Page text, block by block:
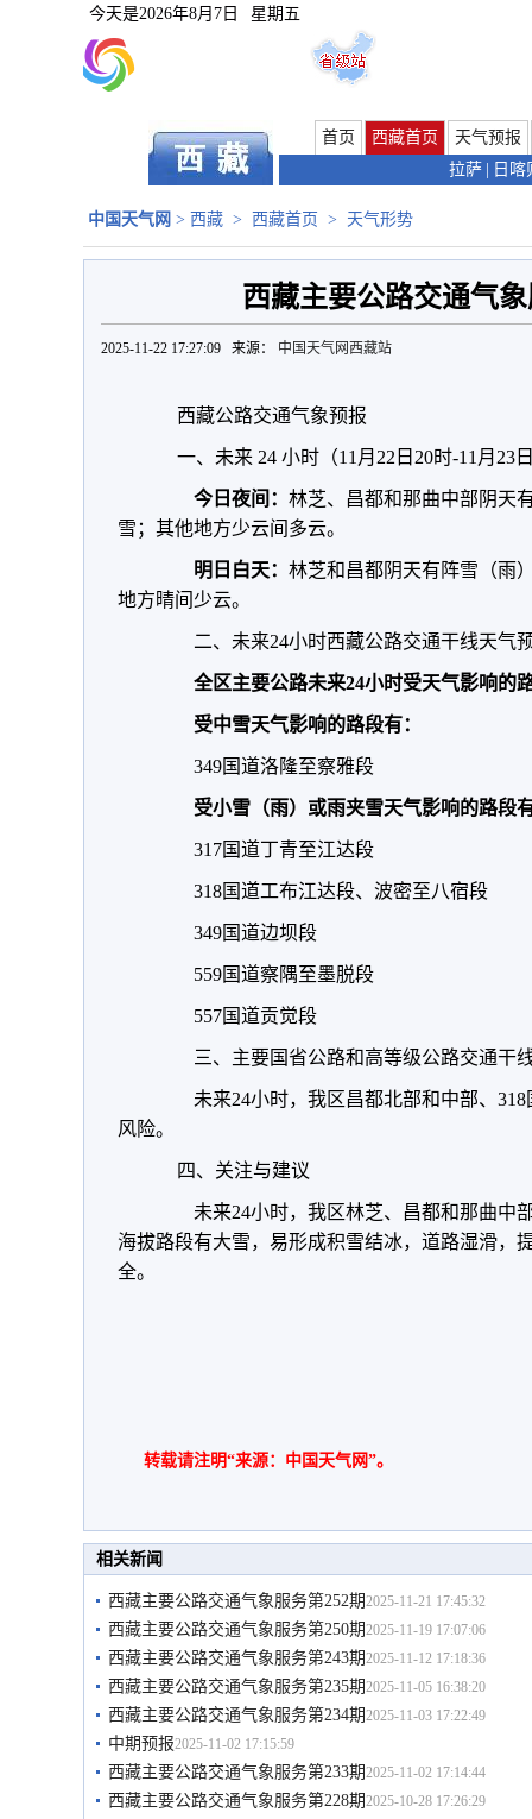
今天是2026年8月7日 星期五
首页 西藏首页
天气预报
拉萨
日喀
中国天气网 > 西藏 > 西藏首页 > 天气形势
西藏主要公路交通气
2025-11-22 17:27:09 来源： 中国天气网西藏站
西藏公路交通气象预报
一、未来 24 小时（11月22日20时-11月23
今日夜间： 林芝、昌都和那曲中部阴天
雪；其他地方少云间多云。
明日白天： 林芝和昌都阴天有阵雪（雨
地方晴间少云。
二、未来24小时西藏公路交通干线天气
全区主要公路未来24小时受天气影响的
受中雪天气影响的路段有：
349国道洛隆至察雅段
受小雪（雨）或雨夹雪天气影响的路段
317国道丁青至江达段
318国道工布江达段、波密至八宿段
349国道边坝段
559国道察隅至墨脱段
557国道贡觉段
三、主要国省公路和高等级公路交通干
未来24小时，我区昌都北部和中部、318
风险。
四、关注与建议
未来24小时，我区林芝、昌都和那曲中
海拔路段有大雪，易形成积雪结冰，道路湿滑，
全。
转载请注明“来源：中国天气网”。
相关新闻
西藏主要公路交通气象服务第252期2025-11-21 17:45:32
西藏主要公路交通气象服务第250期2025-11-19 17:07:06
西藏主要公路交通气象服务第243期2025-11-12 17:18:36
西藏主要公路交通气象服务第235期2025-11-05 16:38:20
西藏主要公路交通气象服务第234期2025-11-03 17:22:49
中期预报2025-11-02 17:15:59
西藏主要公路交通气象服务第233期2025-11-02 17:14:44
西藏主要公路交通气象服务第228期2025-10-28 17:26:29